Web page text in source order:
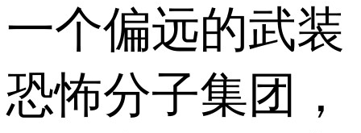
一个偏远的武装
恐怖分子集团，